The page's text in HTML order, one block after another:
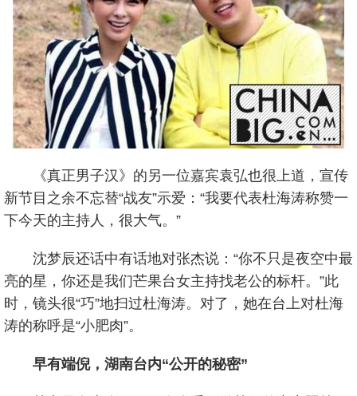
《真正男子汉》的另一位嘉宾袁弘也很上道，宣传
新节目之余不忘替“战友”示爱：“我要代表杜海涛称赞一
下今天的主持人，很大气。”
沈梦辰还话中有话地对张杰说：“你不只是夜空中最
亮的星，你还是我们芒果台女主持找老公的标杆。”此
时，镜头很“巧”地扫过杜海涛。对了，她在台上对杜海
涛的称呼是“小肥肉”。
早有端倪，湖南台内“公开的秘密”